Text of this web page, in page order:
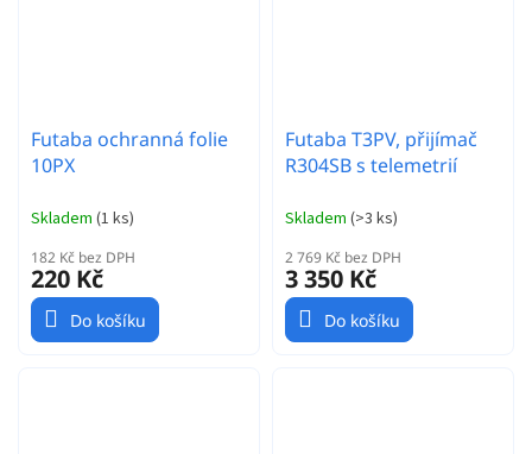
Futaba ochranná folie
10PX
Skladem (1 ks)
182 Kč bez DPH
220 Kč
Do košíku
Futaba T3PV, přijímač
R304SB s telemetrií
Skladem (>3 ks)
2 769 Kč bez DPH
3 350 Kč
Do košíku